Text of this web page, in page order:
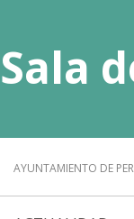
Sala
AYUNTAMIENTO DE